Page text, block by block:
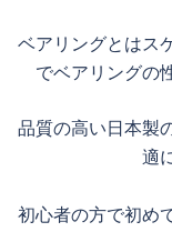
ベアリングとはス
でベアリングの
品質の高い日本製
適
初心者の方で初め